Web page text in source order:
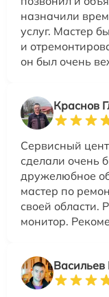
назначили
услуг. Мастер
и
он был очень
Краснов
Сервисный
сделали очень
дружелюбное
мастер по
своей области.
монитор.